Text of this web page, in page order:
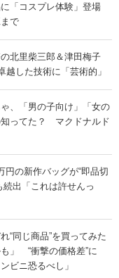
「コスプレ体験」登場
で
北里柴三郎＆津田梅子
した技術に「芸術的」
、「男の子向け」「女の
ってた？ マクドナルド
円の新作バッグが“即品切
出「これは許せんっ
“同じ商品”を買ってみた
」 “衝撃の価格差”に
ビニ恐るべし」